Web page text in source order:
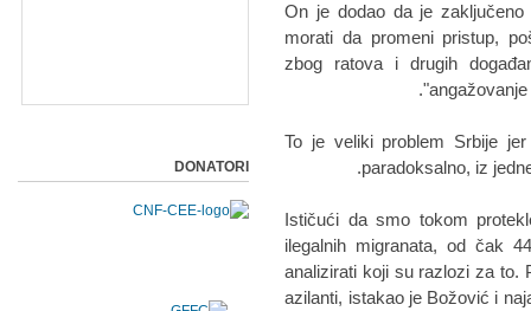
On je dodao da je
morati da promeni pristup,
zbog ratova i drugih
angažovanje
"To je veliki problem Srbije
paradoksalno, iz
Ističući da smo tokom
ilegalnih migranata, od čak
analizirati koji su razlozi za to.
azilanti, istakao je Božović i
DONATORI